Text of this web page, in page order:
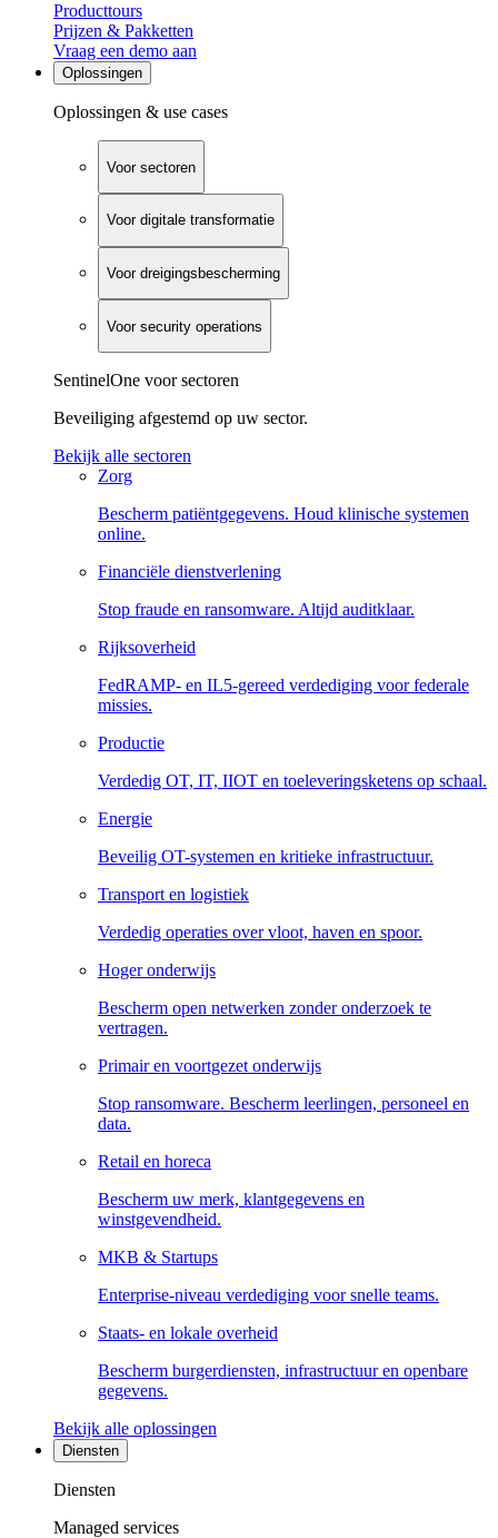
Producttours
Prijzen & Pakketten
Vraag een demo aan
Oplossingen
Oplossingen & use cases
Voor sectoren
Voor digitale transformatie
Voor dreigingsbescherming
Voor security operations
SentinelOne voor sectoren
Beveiliging afgestemd op uw sector.
Bekijk alle sectoren
Zorg
Bescherm patiëntgegevens. Houd klinische systemen
online.
Financiële dienstverlening
Stop fraude en ransomware. Altijd auditklaar.
Rijksoverheid
FedRAMP- en IL5-gereed verdediging voor federale
missies.
Productie
Verdedig OT, IT, IIOT en toeleveringsketens op schaal.
Energie
Beveilig OT-systemen en kritieke infrastructuur.
Transport en logistiek
Verdedig operaties over vloot, haven en spoor.
Hoger onderwijs
Bescherm open netwerken zonder onderzoek te
vertragen.
Primair en voortgezet onderwijs
Stop ransomware. Bescherm leerlingen, personeel en
data.
Retail en horeca
Bescherm uw merk, klantgegevens en
winstgevendheid.
MKB & Startups
Enterprise-niveau verdediging voor snelle teams.
Staats- en lokale overheid
Bescherm burgerdiensten, infrastructuur en openbare
gegevens.
Bekijk alle oplossingen
Diensten
Diensten
Managed services